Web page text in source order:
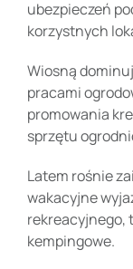
ubezpieczeń
korzystnych
Wiosną
pracami
promowania
sprzętu
Latem rośnie
wakacyjne
rekreacyjnego,
kempingowe.